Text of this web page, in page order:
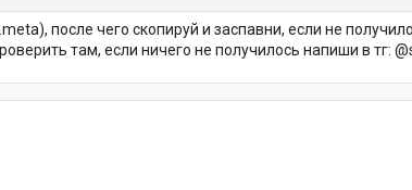
пишет что модели есть на сервере, но при заходе на
машина спавнится. Прошу помочь.
после чего скопируй и заспавни, если не
там, если ничего не получилось напиши в тг: